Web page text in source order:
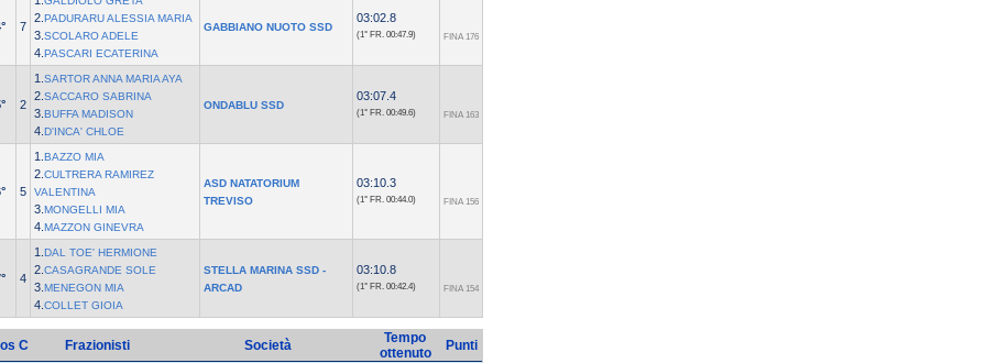
7
2. PADURARU ALESSIA MARIA
3. SCOLARO ADELE
4. PASCARI ECATERINA
GABBIANO NUOTO SSD
03:02.8
(1° FR. 00:47.9) FINA 176
2
1. SARTOR ANNA MARIA AYA
2. SACCARO SABRINA
3. BUFFA MADISON
4. D'INCA' CHLOE
ONDABLU SSD
03:07.4
(1° FR. 00:49.6) FINA 163
5
1. BAZZO MIA
2. CULTRERA RAMIREZ
VALENTINA
3. MONGELLI MIA
4. MAZZON GINEVRA
ASD NATATORIUM
TREVISO
03:10.3
(1° FR. 00:44.0) FINA 156
4
1. DAL TOE' HERMIONE
2. CASAGRANDE SOLE
3. MENEGON MIA
4. COLLET GIOIA
STELLA MARINA SSD -
ARCAD
03:10.8
(1° FR. 00:42.4) FINA 154
C Frazionisti Società
Tempo
ottenuto
Punti